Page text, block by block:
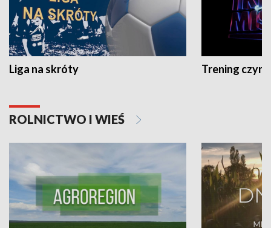
Liga na skróty Trening czyni
ROLNICTWO I WIEŚ